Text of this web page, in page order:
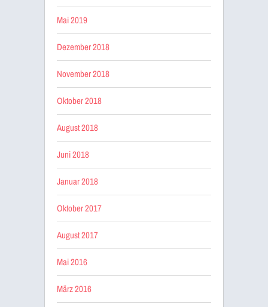
Mai 2019
Dezember 2018
November 2018
Oktober 2018
August 2018
Juni 2018
Januar 2018
Oktober 2017
August 2017
Mai 2016
März 2016